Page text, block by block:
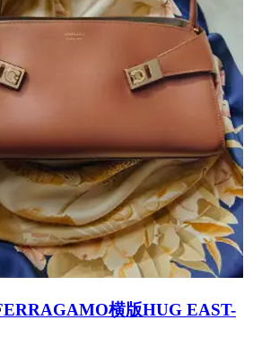
横版HUG EAST-